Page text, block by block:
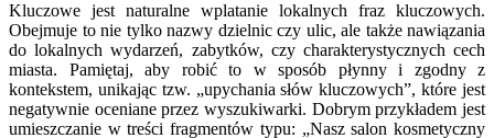
Kluczowe jest naturalne wplatanie lokalnych fraz kluczowych.
Obejmuje to nie tylko nazwy dzielnic czy ulic, ale także nawiązania
do lokalnych wydarzeń, zabytków, czy charakterystycznych cech
miasta. Pamiętaj, aby robić to w sposób płynny i zgodny z
kontekstem, unikając tzw. „upychania słów kluczowych”, które jest
negatywnie oceniane przez wyszukiwarki. Dobrym przykładem jest
umieszczanie w treści fragmentów typu: „Nasz salon kosmetyczny